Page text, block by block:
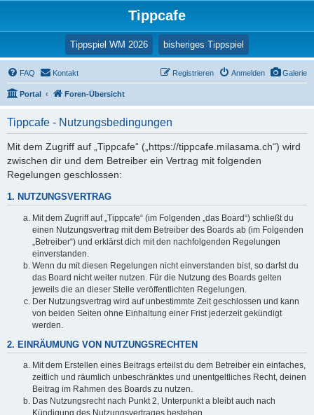
Tippcafe
Tippspiel WM 2026 bisheriges Tippspiel
Galerie
FAQ Kontakt Anmelden
Registrieren
Portal Foren-Übersicht
Tippcafe - Nutzungsbedingungen
Mit dem Zugriff auf „Tippcafe“ („https://tippcafe.milasama.ch“) wird
zwischen dir und dem Betreiber ein Vertrag mit folgenden
Regelungen geschlossen:
1. NUTZUNGSVERTRAG
Mit dem Zugriff auf „Tippcafe“ (im Folgenden „das Board“) schließt du
einen Nutzungsvertrag mit dem Betreiber des Boards ab (im Folgenden
„Betreiber“) und erklärst dich mit den nachfolgenden Regelungen
einverstanden.
Wenn du mit diesen Regelungen nicht einverstanden bist, so darfst du
das Board nicht weiter nutzen. Für die Nutzung des Boards gelten
jeweils die an dieser Stelle veröffentlichten Regelungen.
Der Nutzungsvertrag wird auf unbestimmte Zeit geschlossen und kann
von beiden Seiten ohne Einhaltung einer Frist jederzeit gekündigt
werden.
2. EINRÄUMUNG VON NUTZUNGSRECHTEN
Mit dem Erstellen eines Beitrags erteilst du dem Betreiber ein einfaches,
zeitlich und räumlich unbeschränktes und unentgeltliches Recht, deinen
Beitrag im Rahmen des Boards zu nutzen.
Das Nutzungsrecht nach Punkt 2, Unterpunkt a bleibt auch nach